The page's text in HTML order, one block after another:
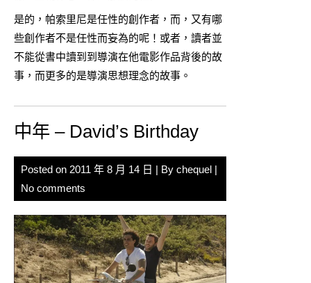
是的，帕索里尼是任性的創作者，而，又有哪
些創作者不是任性而妄為的呢！或者，讀者並
不能從書中讀到到導演在他電影作品背後的故
事，而更多的是導演思想理念的故事。
中年 – David’s Birthday
Posted on 2011 年 8 月 14 日 | By chequel |
No comments